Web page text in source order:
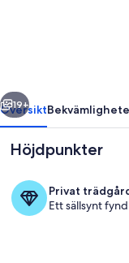
Nästa
19+
Översikt
Höjdpunkter
Privat
Ett sällsynt